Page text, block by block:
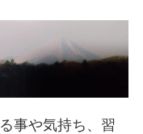
事や気持ち、習